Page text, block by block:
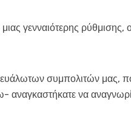
γενναιότερης ρύθμισης,
συμπολιτών μας,
αναγκαστήκατε να